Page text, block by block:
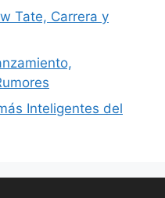
Tate, Carrera y
Inteligentes del